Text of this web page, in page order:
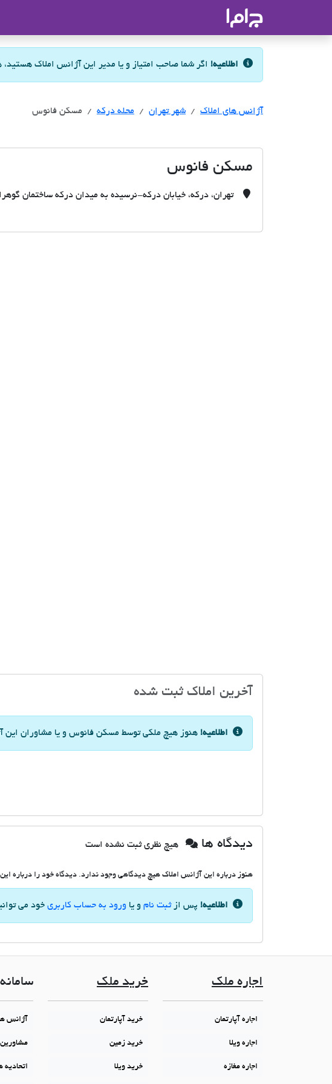
اطلاعیه! اگر شما صاحب امتیاز و یا مدیر این آژانس املاک
آژانس های املاک آژانس های املاک
شهر تهران آژانس های املاک
محله درکه مسکن فانوس
مسکن فانوس
تهران، درکه، خیابان درکه-نرسیده به میدان درکه ساختمان
آخرین املاک ثبت شده
اطلاعیه! هنوز هیچ ملکی توسط مسکن فانوس و یا مشاوران این
دیدگاه ها هیچ نظری ثبت نشده است
هنوز درباره این آژانس املاک هیچ دیدگاهی وجود ندارد. دیدگاه خود را درباره
اطلاعیه! پس ازثبت نام و یا ورود به حساب کاربری خود می
اجاره ملک
اجاره آپارتمان
اجاره ویلا
اجاره مغازه
خرید ملک
خرید آپارتمان
خرید زمین
خرید ویلا
آژانس
مشاورین
اتحادیه